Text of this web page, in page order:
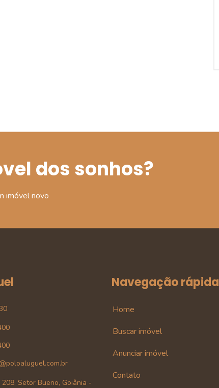
dos sonhos?
imóvel novo
Setor Bueno, Goiânia -
Navegação rápida
Home
Buscar imóvel
Anunciar imóvel
Contato